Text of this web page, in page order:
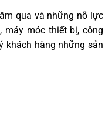
qua và những nỗ lực
máy móc thiết bị, công
khách hàng những sản